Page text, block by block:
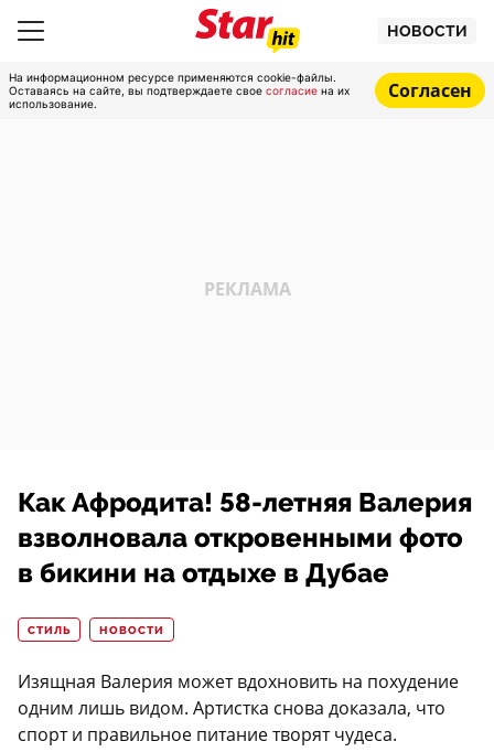
НОВОСТИ
На информационном ресурсе применяются cookie-файлы.
Оставаясь на сайте, вы подтверждаете свое согласие на их
использование.
Согласен
Как Афродита! 58-летняя Валерия
взволновала откровенными фото
в бикини на отдыхе в Дубае
СТИЛЬ НОВОСТИ
Изящная Валерия может вдохновить на похудение
одним лишь видом. Артистка снова доказала, что
спорт и правильное питание творят чудеса.